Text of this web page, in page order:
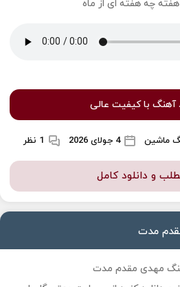
چه هفته ای از ماه
آهنگ با کیفیت عالی
ماشین 4 جولای 2026 1 نظر
و دانلود کامل
مدت
مهدی مقدم مدت